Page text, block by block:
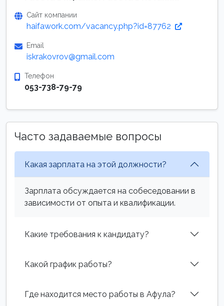
Сайт компании
haifawork.com/vacancy.php?id=87762
Email
iskrakovrov@gmail.com
Телефон
053-738-79-79
Часто задаваемые вопросы
Какая зарплата на этой должности?
Зарплата обсуждается на собеседовании в
зависимости от опыта и квалификации.
Какие требования к кандидату?
Какой график работы?
Где находится место работы в Афула?